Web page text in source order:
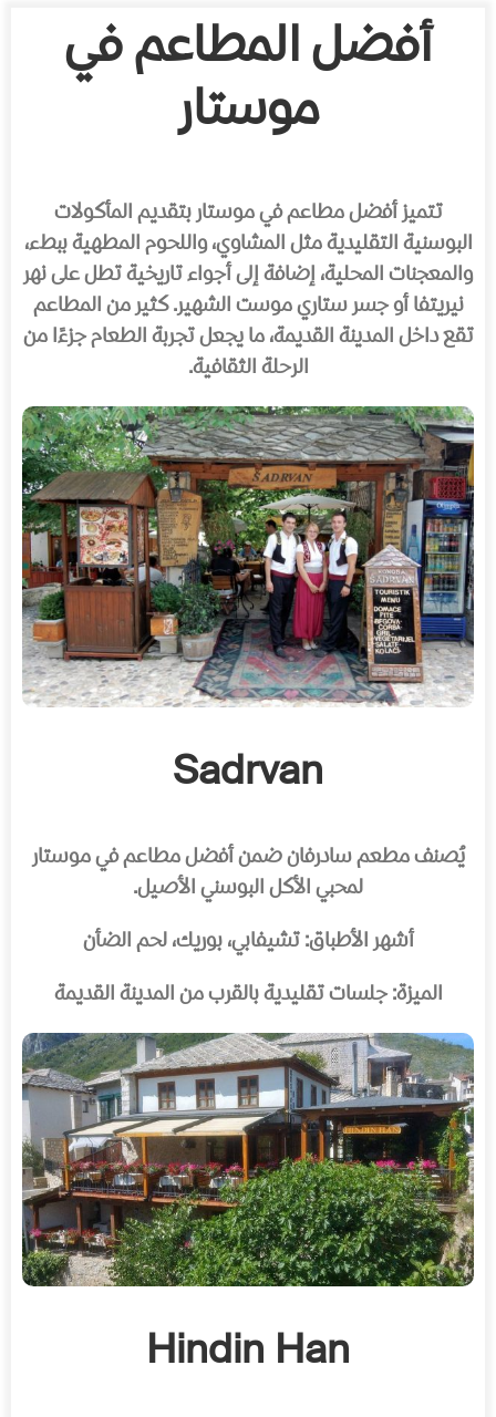
أفضل المطاعم في
موستار
تتميز أفضل مطاعم في موستار بتقديم المأكولات
البوسنية التقليدية مثل المشاوي، واللحوم المطهية ببطء،
والمعجنات المحلية، إضافة إلى أجواء تاريخية تطل على نهر
نيريتفا أو جسر ستاري موست الشهير. كثير من المطاعم
تقع داخل المدينة القديمة، ما يجعل تجربة الطعام جزءًا من
الرحلة الثقافية.
Sadrvan
يُصنف مطعم سادرفان ضمن أفضل مطاعم في موستار
لمحبي الأكل البوسني الأصيل.
أشهر الأطباق: تشيفابي، بوريك، لحم الضأن
الميزة: جلسات تقليدية بالقرب من المدينة القديمة
Hindin Han